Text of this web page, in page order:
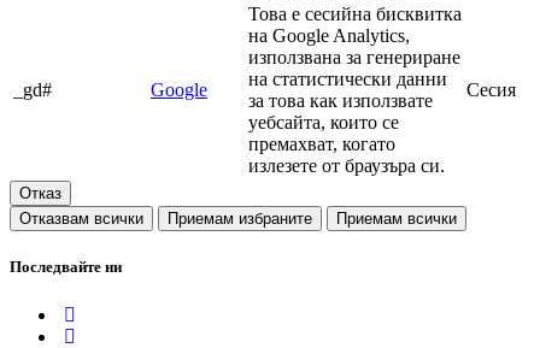
_gd# Google
Това е сесийна бисквитка
на Google Analytics,
използвана за генериране
на статистически данни
за това как използвате
уебсайта, които се
премахват, когато
излезете от браузъра си.
Сесия
Отказ
Отказвам всички
Приемам избраните Приемам всички
Последвайте ни